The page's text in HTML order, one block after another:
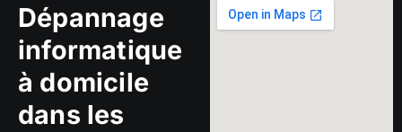
Dépannage
informatique
à domicile
dans les